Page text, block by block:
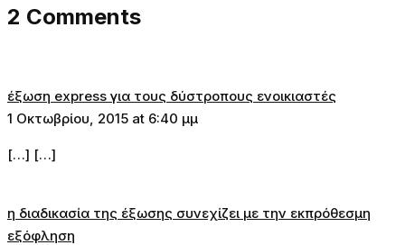
2 Comments
έξωση express για τους δύστροπους ενοικιαστές
1 Οκτωβρίου, 2015 at 6:40 μμ
[…] […]
η διαδικασία της έξωσης συνεχίζει με την εκπρόθεσμη
εξόφληση